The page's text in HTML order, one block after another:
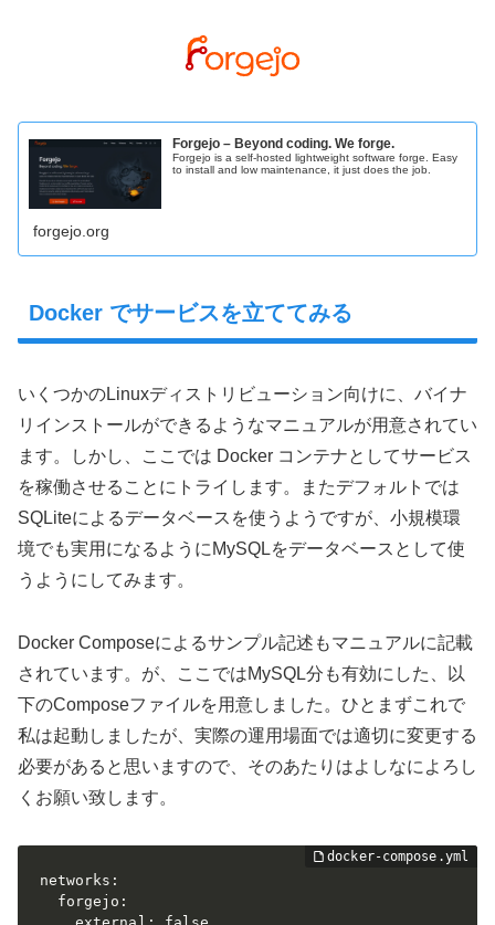
Forgejo – Beyond coding. We forge.
Forgejo is a self-hosted lightweight software forge. Easy
to install and low maintenance, it just does the job.
forgejo.org
Docker でサービスを立ててみる
いくつかのLinuxディストリビューション向けに、バイナ
リインストールができるようなマニュアルが用意されてい
ます。しかし、ここでは Docker コンテナとしてサービス
を稼働させることにトライします。またデフォルトでは
SQLiteによるデータベースを使うようですが、小規模環
境でも実用になるようにMySQLをデータベースとして使
うようにしてみます。
Docker Composeによるサンプル記述もマニュアルに記載
されています。が、ここではMySQL分も有効にした、以
下のComposeファイルを用意しました。ひとまずこれで
私は起動しましたが、実際の運用場面では適切に変更する
必要があると思いますので、そのあたりはよしなによろし
くお願い致します。
networks:
  forgejo: